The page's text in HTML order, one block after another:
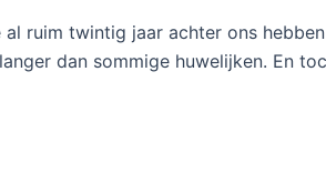
ruim twintig jaar achter ons hebben
dan sommige huwelijken. En